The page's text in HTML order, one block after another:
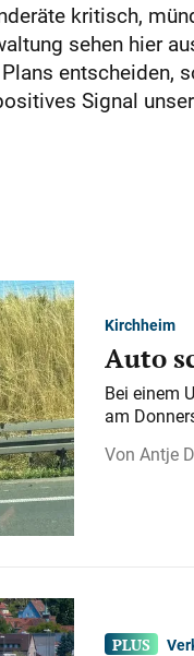
kritisch,
sehen hier
entscheiden,
Signal
Kirchheim
Auto
Bei einem
am
Antje